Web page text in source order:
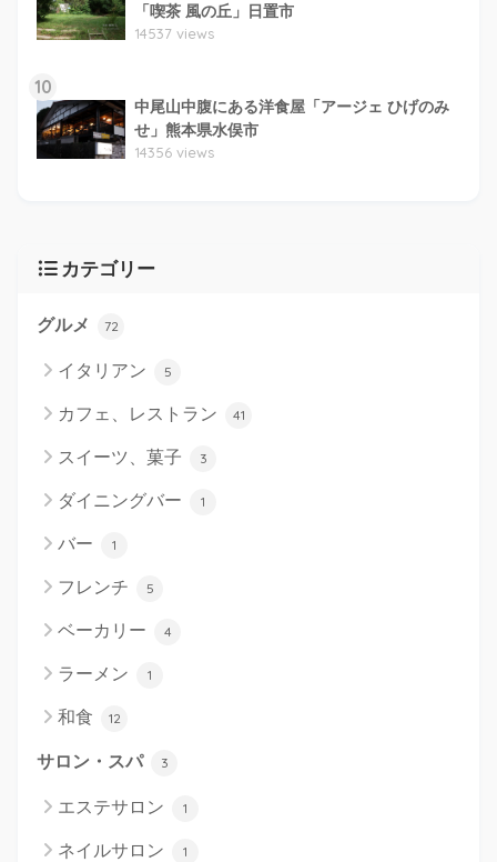
「喫茶 風の丘」日置市
14537 views
10
中尾山中腹にある洋食屋「アージェ ひげのみ
せ」熊本県水俣市
14356 views
カテゴリー
グルメ 72
イタリアン 5
カフェ、レストラン 41
スイーツ、菓子 3
ダイニングバー 1
バー 1
フレンチ 5
ベーカリー 4
ラーメン 1
和食 12
サロン・スパ 3
エステサロン 1
ネイルサロン 1